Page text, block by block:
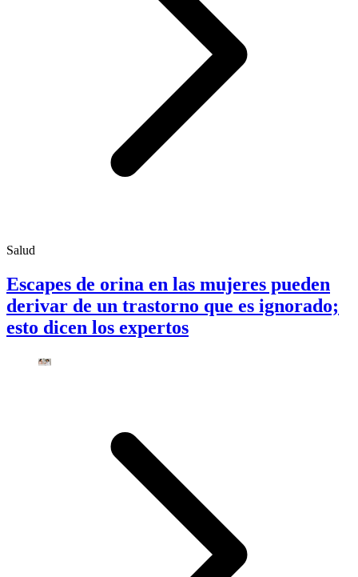
Salud
Escapes de orina en las mujeres pueden
derivar de un trastorno que es ignorado;
esto dicen los expertos